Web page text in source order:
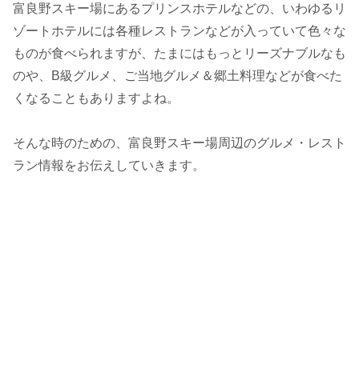
富良野スキー場にあるプリンスホテルなどの、いわゆるリ
ゾートホテルには各種レストランなどが入っていて色々な
ものが食べられますが、たまにはもっとリーズナブルなも
のや、B級グルメ、ご当地グルメ＆郷土料理などが食べた
くなることもありますよね。
そんな時のための、富良野スキー場周辺のグルメ・レスト
ラン情報をお伝えしていきます。